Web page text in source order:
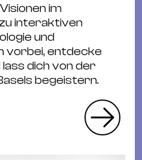
im
interaktiven
und
vorbei, entdecke
dich von der
begeistern.